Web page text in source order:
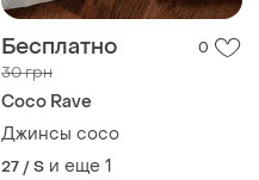
Бесплатно 0
30 грн
Coco Rave
Джинсы coco
27 / S и еще 1